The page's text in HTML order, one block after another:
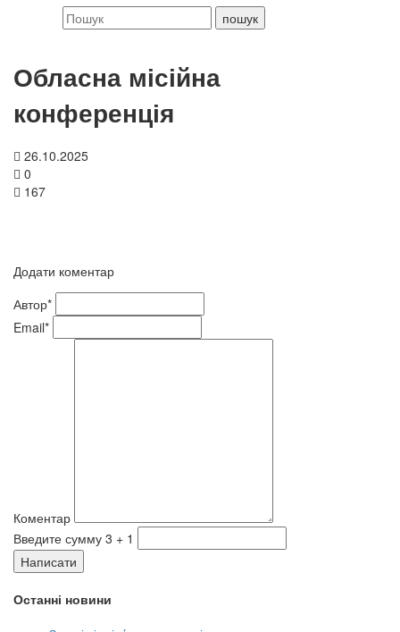
Обласна місійна
конференція
26.10.2025
0
167
Додати коментар
Автор*
Email*
Коментар
Введите сумму 3 + 1
Написати
Останні новини